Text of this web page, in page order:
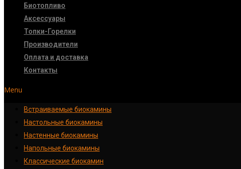
Биотопливо
Аксессуары
Топки-Горелки
Производители
Оплата и доставка
Контакты
Menu
Встраиваемые биокамины
Настoльные биокамины
Настенные биокамины
Напольные биокамины
Классические биокамин